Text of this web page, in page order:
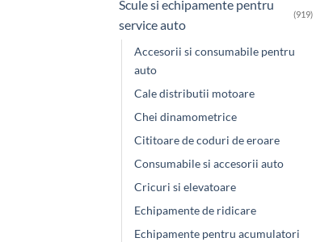
Scule si echipamente pentru
service auto
(919)
Accesorii si consumabile pentru
auto
Cale distributii motoare
Chei dinamometrice
Cititoare de coduri de eroare
Consumabile si accesorii auto
Cricuri si elevatoare
Echipamente de ridicare
Echipamente pentru acumulatori